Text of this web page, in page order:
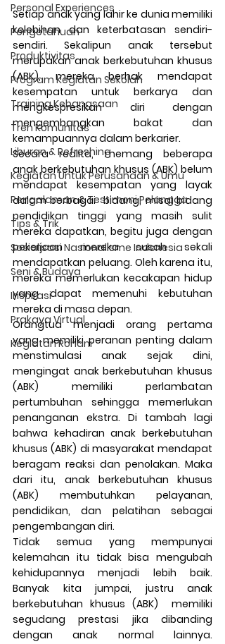
Personal Experiences
Pengetahuan
Produktivitas
Program Kegiatan Sekolah
Training Kebangsaan
Tren Komunitas
Liburan & Refreshing
Kegiatan Untuk Perusahaan & Umu
Pengalaman & Testimoni Pelangga
Tips & Trik
Sosialisasi Nasionalisme Indonesia
Seni & Budaya
Inspirasi
Prakaya Virtual
Kegiatan Rohani
Setiap anak yang lahir ke dunia memiliki
kelebihan dan keterbatasan sendiri-
sendiri. Sekalipun anak tersebut
merupakan anak berkebutuhan khusus
(ABK), mereka berhak mendapat
kesempatan untuk berkarya dan
mengkespresikan diri dengan
mengembangkan bakat dan
kemampuannya dalam berkarier.
Secara realita, memang beberapa
anak berkebutuhan khusus (ABK) belum
mendapat kesempatan yang layak
dalam berbagai  bidang, misal bidang
pendidikan tinggi yang masih sulit
mereka dapatkan, begitu juga dengan
pekerjaan mereka susah sekali
mendapatkan peluang. Oleh karena itu,
mereka memerlukan kecakapan hidup
yang dapat memenuhi kebutuhan
mereka di masa depan.
Orangtua menjadi orang pertama
yang memiliki peranan penting dalam
menstimulasi anak sejak dini,
mengingat anak berkebutuhan khusus
(ABK) memiliki perlambatan
pertumbuhan sehingga memerlukan
penanganan ekstra. Di tambah lagi
bahwa kehadiran anak berkebutuhan
khusus (ABK) di masyarakat mendapat
beragam reaksi dan penolakan. Maka
dari itu, anak berkebutuhan khusus
(ABK) membutuhkan pelayanan,
pendidikan, dan pelatihan sebagai
pengembangan diri.
Tidak semua yang mempunyai
kelemahan itu tidak bisa mengubah
kehidupannya menjadi lebih baik.
Banyak kita jumpai, justru anak
berkebutuhan khusus (ABK)  memiliki
segudang prestasi jika dibanding
dengan anak normal lainnya.